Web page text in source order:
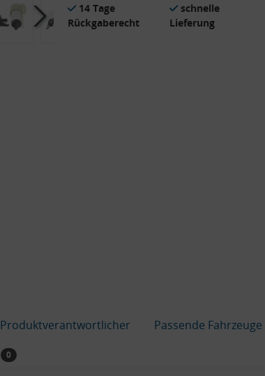
14 Tage
Rückgaberecht
schnelle
Lieferung
Produktverantwortlicher
Passende Fahrzeuge
0